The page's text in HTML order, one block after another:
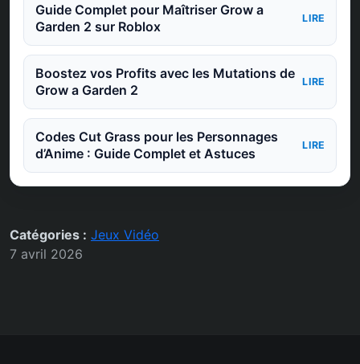
Guide Complet pour Maîtriser Grow a
Garden 2 sur Roblox
LIRE
Boostez vos Profits avec les Mutations de
Grow a Garden 2
LIRE
Codes Cut Grass pour les Personnages
d’Anime : Guide Complet et Astuces
LIRE
Catégories : Jeux Vidéo
7 avril 2026